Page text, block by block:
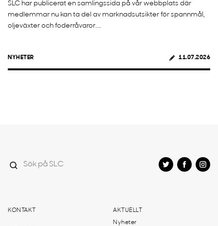
SLC har publicerat en samlingssida på vår webbplats där
medlemmar nu kan ta del av marknadsutsikter för spannmål,
oljeväxter och foderråvaror....
NYHETER 11.07.2026
KONTAKT AKTUELLT
Nyheter